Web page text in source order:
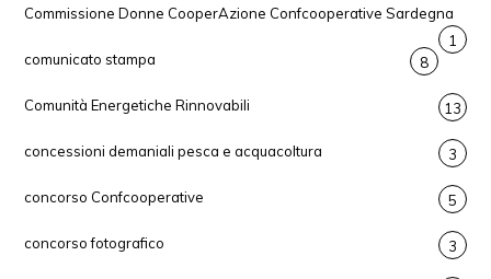
Commissione Donne CooperAzione Confcooperative Sardegna
1
comunicato stampa
8
Comunità Energetiche Rinnovabili 13
concessioni demaniali pesca e acquacoltura 3
concorso Confcooperative 5
concorso fotografico 3